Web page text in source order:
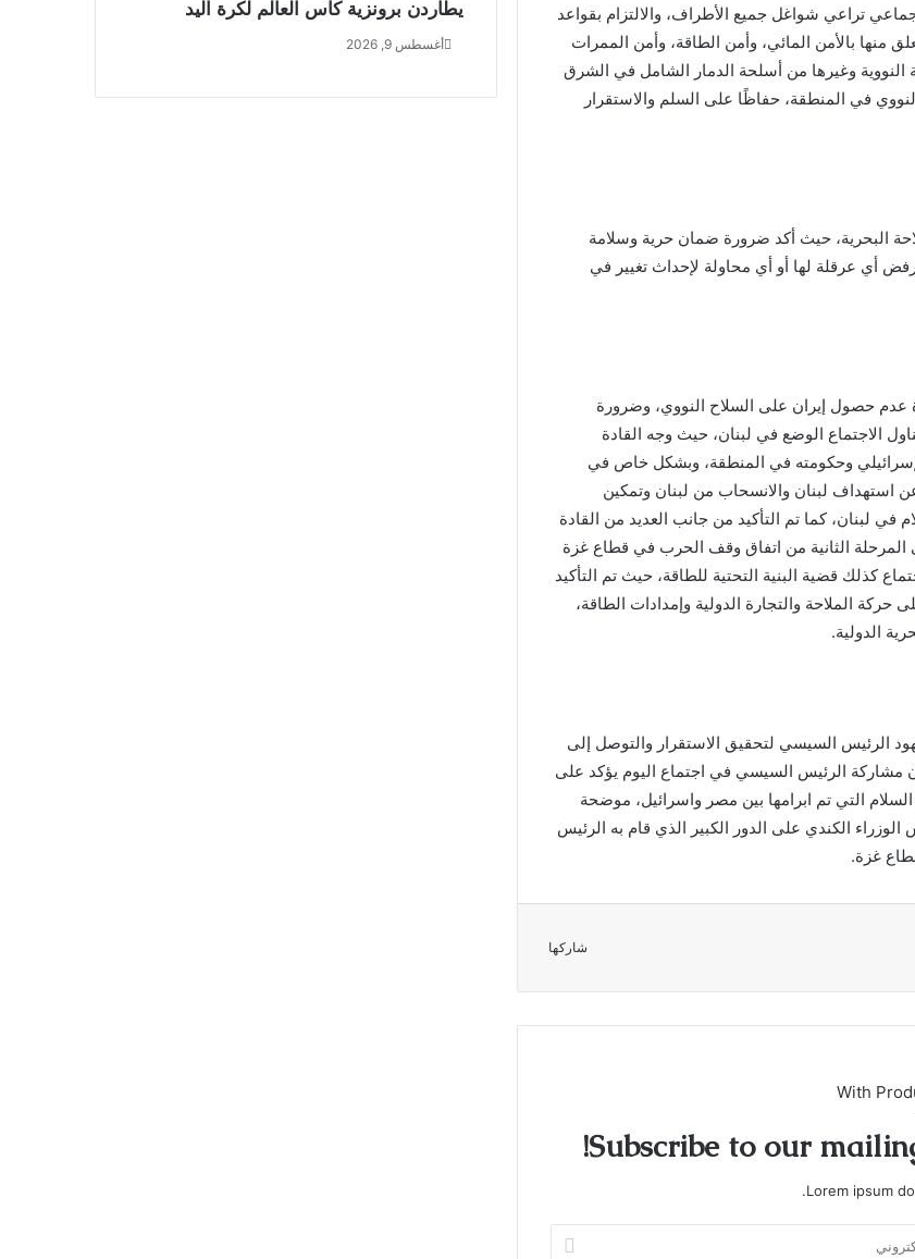
تراعي شواغل جميع الأطراف، والالتزام بقواعد
منها بالأمن المائي، وأمن الطاقة، وأمن الممرات
النووية وغيرها من أسلحة الدمار الشامل في الشرق
في المنطقة، حفاظًا على السلم والاستقرار
البحرية، حيث أكد ضرورة ضمان حرية وسلامة
أي عرقلة لها أو أي محاولة لإحداث تغيير في
حصول إيران على السلاح النووي، وضرورة
الاجتماع الوضع في لبنان، حيث وجه القادة
وحكومته في المنطقة، وبشكل خاص في
استهداف لبنان والانسحاب من لبنان وتمكين
في لبنان، كما تم التأكيد من جانب العديد من القادة
المرحلة الثانية من اتفاق وقف الحرب في قطاع غزة
كذلك قضية البنية التحتية للطاقة، حيث تم التأكيد
الملاحة والتجارة الدولية وإمدادات الطاقة،
الدولية.
الرئيس السيسي لتحقيق الاستقرار والتوصل إلى
مشاركة الرئيس السيسي في اجتماع اليوم يؤكد على
التي تم ابرامها بين مصر واسرائيل، موضحة
الكندي على الدور الكبير الذي قام به الرئيس
غزة.
شاركها
With
Subscribe to our
Lorem ipsum
يطاردن برونزية كأس العالم لكرة اليد
أغسطس 9, 2026